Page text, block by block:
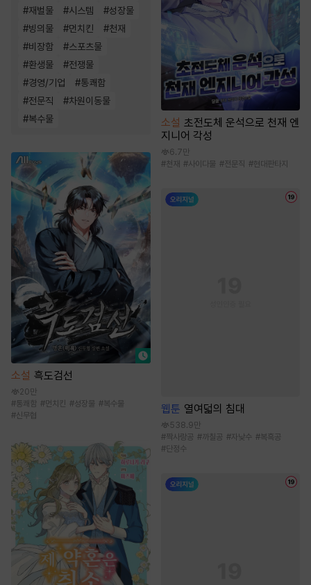
#재벌물 #시스템 #성장물
#빙의물 #먼치킨 #천재
#비장함 #스포츠물
#환생물 #전쟁물
#경영/기업 #통쾌함
#전문직 #차원이동물
#복수물
소설 흑도검선
20만
#통쾌함 #먼치킨 #성장물 #복수물
#신무협
소설 초전도체 운석으로 천재 엔
지니어 각성
6.7만
#천재 #사이다물 #전문직 #현대판타지
웹툰 열여덟의 침대
538.9만
#짝사랑공 #까칠공 #자낮수 #복흑공
#단정수